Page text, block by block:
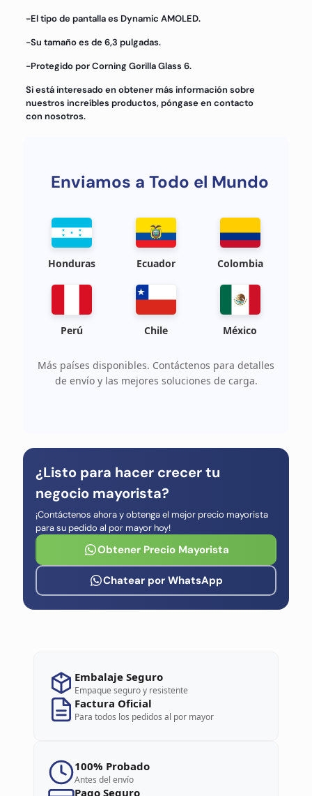
-El tipo de pantalla es Dynamic AMOLED.
-Su tamaño es de 6,3 pulgadas.
-Protegido por Corning Gorilla Glass 6.
Si está interesado en obtener más información sobre
nuestros increíbles productos, póngase en contacto
con nosotros.
Enviamos a Todo el Mundo
Honduras Ecuador Colombia
Perú Chile México
Más países disponibles. Contáctenos para detalles
de envío y las mejores soluciones de carga.
¿Listo para hacer crecer tu
negocio mayorista?
¡Contáctenos ahora y obtenga el mejor precio mayorista
para su pedido al por mayor hoy!
Obtener Precio Mayorista
Chatear por WhatsApp
Embalaje Seguro
Empaque seguro y resistente
Factura Oficial
Para todos los pedidos al por mayor
100% Probado
Antes del envío
Pago Seguro